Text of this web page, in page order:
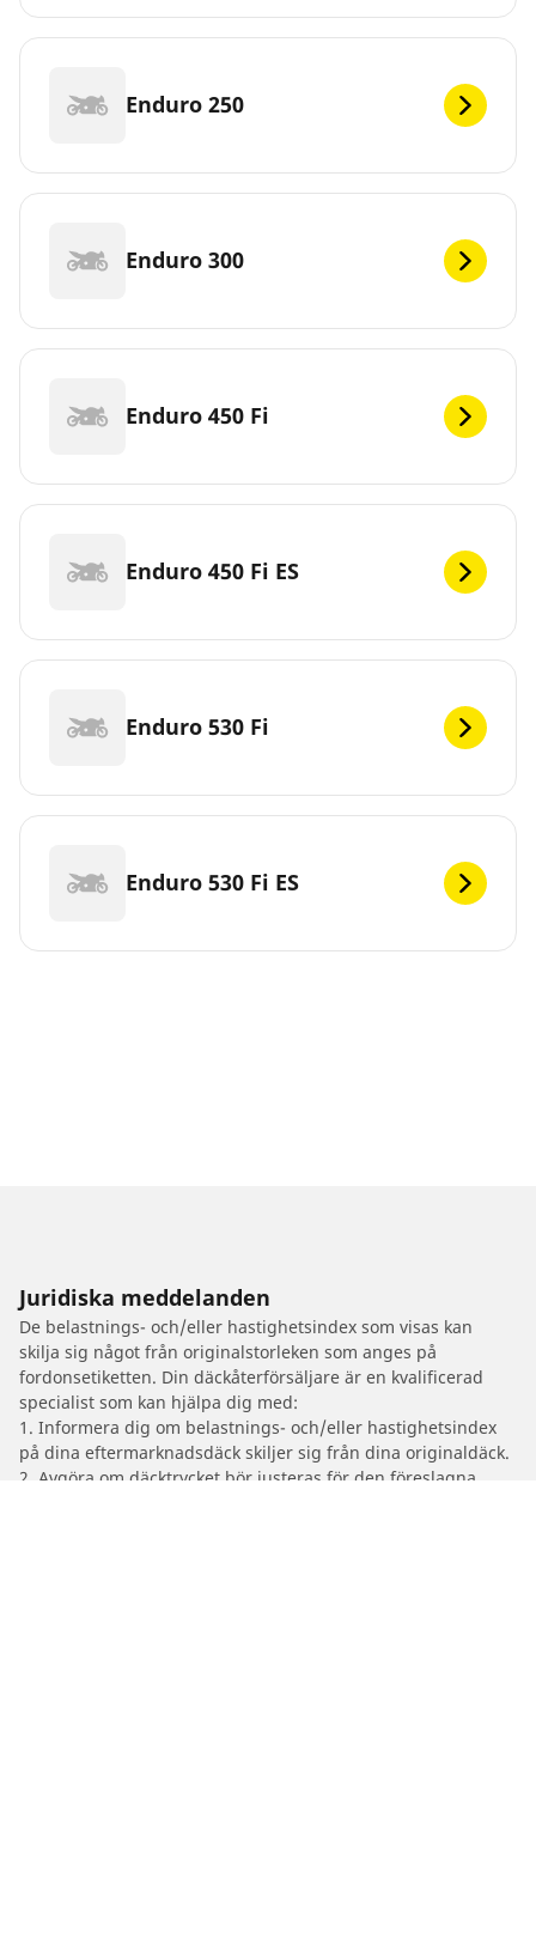
Enduro 250
Enduro 300
Enduro 450 Fi
Enduro 450 Fi ES
Enduro 530 Fi
Enduro 530 Fi ES
Juridiska meddelanden
De belastnings- och/eller hastighetsindex som visas kan
skilja sig något från originalstorleken som anges på
fordonsetiketten. Din däckåterförsäljare är en kvalificerad
specialist som kan hjälpa dig med:
1. Informera dig om belastnings- och/eller hastighetsindex
på dina eftermarknadsdäck skiljer sig från dina originaldäck.
2. Avgöra om däcktrycket bör justeras för den föreslagna